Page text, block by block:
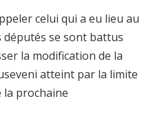
celui qui a eu lieu au
se sont battus
la modification de la
atteint par la limite
la prochaine